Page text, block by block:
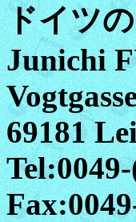
ドイツ
Junichi
69181